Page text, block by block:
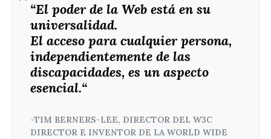
“El poder de la Web está en su
universalidad.
El acceso para cualquier persona,
independientemente de las
discapacidades, es un aspecto
esencial.“
-TIM BERNERS-LEE, DIRECTOR DEL W3C
DIRECTOR E INVENTOR DE LA WORLD WIDE